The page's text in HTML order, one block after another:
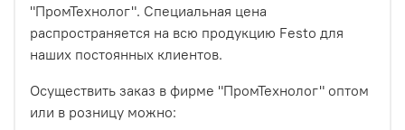
"ПромТехнолог". Специальная цена
распространяется на всю продукцию Festo для
наших постоянных клиентов.
Осуществить заказ в фирме "ПромТехнолог" оптом
или в розницу можно: